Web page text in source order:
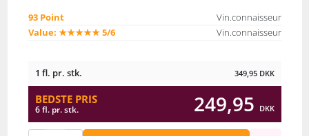
93 Point
Vin.connaisseur
Value: ★★★★★ 5/6
Vin.connaisseur
1 fl. pr. stk. 349,95 DKK
BEDSTE PRIS
6 fl. pr. stk. 249,95 DKK